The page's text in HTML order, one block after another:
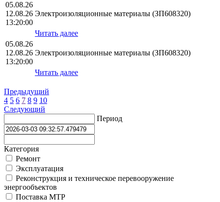
05.08.26
12.08.26
13:20:00
Электроизоляционные материалы (ЗП608320)
Читать далее
05.08.26
12.08.26
13:20:00
Электроизоляционные материалы (ЗП608320)
Читать далее
Предыдущий
4 5 6 7 8 9 10
Следующий
Период
Категория
Ремонт
Эксплуатация
Реконструкция и техническое перевооружение
энергообъектов
Поставка МТР